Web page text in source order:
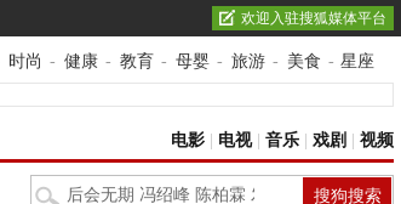
欢迎入驻搜狐媒体平台
时尚 - 健康 - 教育 - 母婴 - 旅游 - 美食 - 星座
电影 电视| 音乐 戏剧 视频